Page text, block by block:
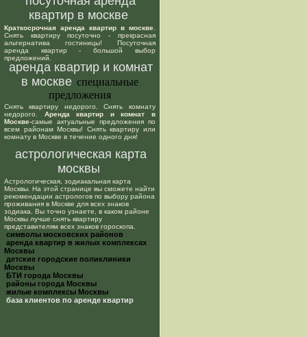
квартир в москве
Краткосрочная аренда квартир в москве
Снять квартиру посуточно - прекрасная
альтернатива гостиницы! Посуточная
аренда квартир - большой выбор
предложений.
аренда квартир и комнат
в москве специальные
предложения
Снять квартиру недорого. Снять комнату
недорого. Аренда квартир и комнат в
Москве-самые актуальные предложения по
всем районам Москвы! Снять квартиру или
комнату в Москве в течение одного дня!
астрологическая карта
москвы
Астрологическая, зодиакальная карта
Москвы. На этой странице вы сможете найти
рекомендации астрологов по выбору района
проживания в Москве для всех знаков
зодиака. Вы точно узнаете, в каком районе
Москвы лучше снять квартиру
представителям всех знаков гороскопа.
cимволы московских районов
аренда квартир в жилых комплексах
Москвы
детские городские поликлиники
Москвы
БТИ города Москвы
районы города Москвы
жилые комплексы Москвы
база клиентов по аренде квартир